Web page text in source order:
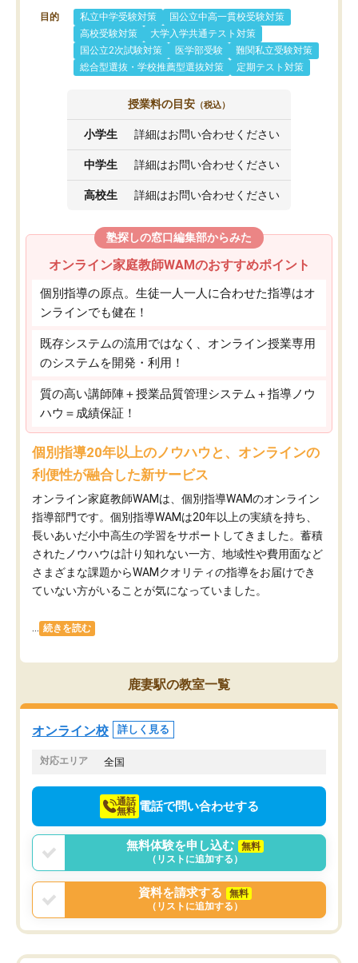
目的 私立中学受験対策
国公立中高一貫校受験対策
高校受験対策
大学入学共通テスト対策
国公立2次試験対策
医学部受験
難関私立受験対策
総合型選抜・学校推薦型選抜対策
定期テスト対策
授業料の目安 （税込）
小学生 詳細はお問い合わせください
中学生 詳細はお問い合わせください
高校生 詳細はお問い合わせください
塾探しの窓口編集部からみた
オンライン家庭教師WAMのおすすめポイント
個別指導の原点。生徒一人一人に合わせた指導はオ
ンラインでも健在！
既存システムの流用ではなく、オンライン授業専用
のシステムを開発・利用！
質の高い講師陣＋授業品質管理システム＋指導ノウ
ハウ＝成績保証！
個別指導20年以上のノウハウと、オンラインの
利便性が融合した新サービス
オンライン家庭教師WAMは、個別指導WAMのオンライン
指導部門です。個別指導WAMは20年以上の実績を持ち、
長いあいだ小中高生の学習をサポートしてきました。蓄積
されたノウハウは計り知れない一方、地域性や費用面など
さまざまな課題からWAMクオリティの指導をお届けでき
ていない方がいることが気になっていました。
続きを読む
鹿妻駅の教室一覧
オンライン校 詳しく見る
対応エリア 全国
通話
無料 電話で問い合わせする
無料体験を申し込む
無料
（リストに追加する）
資料を請求する
無料
（リストに追加する）